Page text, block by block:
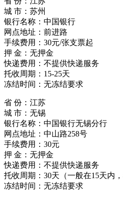
城 市：苏州
银行名称：中国银行
网点地址：前进路
手续费用：30元/张支票起
押 金：无押金
快递费用：不提供快递服务
托收周期：15-25天
冻结时间：无冻结要求
省 份：江苏
城 市：无锡
银行名称：中国银行无锡分行
网点地址：中山路258号
手续费用：30元
押 金：无押金
快递费用：不提供快递服务
托收周期：30天（一般在15天内
冻结时间：无冻结要求